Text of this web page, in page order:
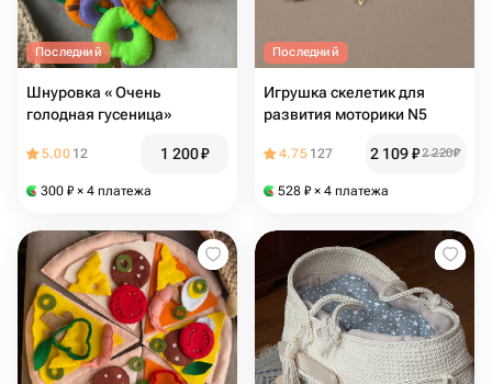
Последний
Шнуровка « Очень
голодная гусеница»
5.00 12 1 200₽
300 ₽ × 4 платежа
Последний
Игрушка скелетик для
развития моторики N5
4.75 127 2 109₽2 220₽
528 ₽ × 4 платежа